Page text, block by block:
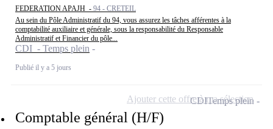
FEDERATION APAJH - 94 - CRETEIL
Au sein du Pôle Administratif du 94, vous assurez les tâches afférentes à la
comptabilité auxiliaire et générale, sous la responsabilité du Responsable
Administratif et Financier du pôle...
CDI - Temps plein
Publié il y a 5 jours
Comptable général (H/F)
CDITemps plein
Ajouter cette offre à ma sélection